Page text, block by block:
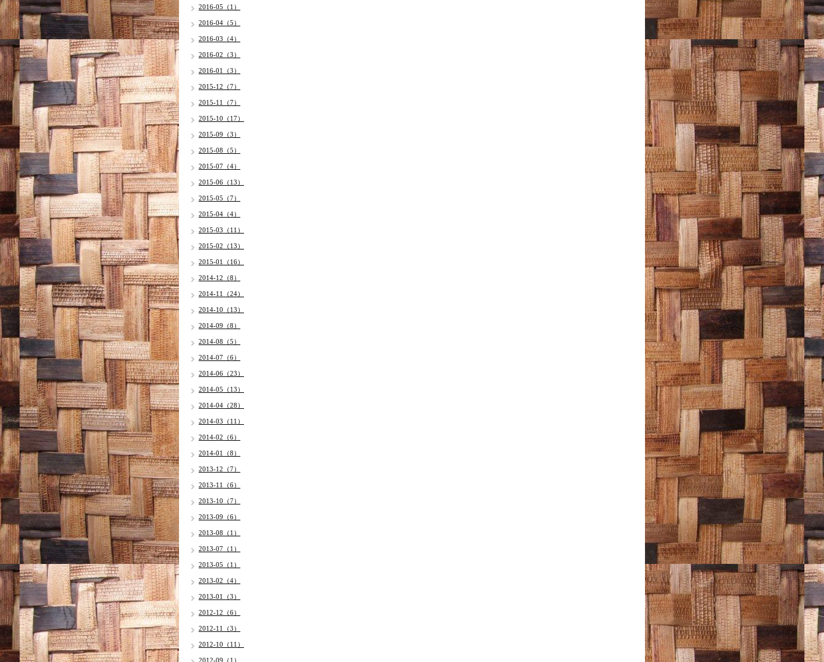
2016-05（1）
2016-04（5）
2016-03（4）
2016-02（3）
2016-01（3）
2015-12（7）
2015-11（7）
2015-10（17）
2015-09（3）
2015-08（5）
2015-07（4）
2015-06（13）
2015-05（7）
2015-04（4）
2015-03（11）
2015-02（13）
2015-01（16）
2014-12（8）
2014-11（24）
2014-10（13）
2014-09（8）
2014-08（5）
2014-07（6）
2014-06（23）
2014-05（13）
2014-04（28）
2014-03（11）
2014-02（6）
2014-01（8）
2013-12（7）
2013-11（6）
2013-10（7）
2013-09（6）
2013-08（1）
2013-07（1）
2013-05（1）
2013-02（4）
2013-01（3）
2012-12（6）
2012-11（3）
2012-10（11）
2012-09（1）